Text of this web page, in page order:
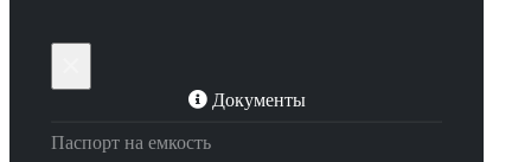
Документы
Паспорт на емкость